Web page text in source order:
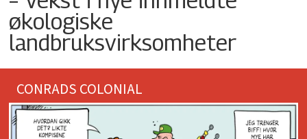
økologiske
landbruksvirksomheter
CONRADS COLONIAL